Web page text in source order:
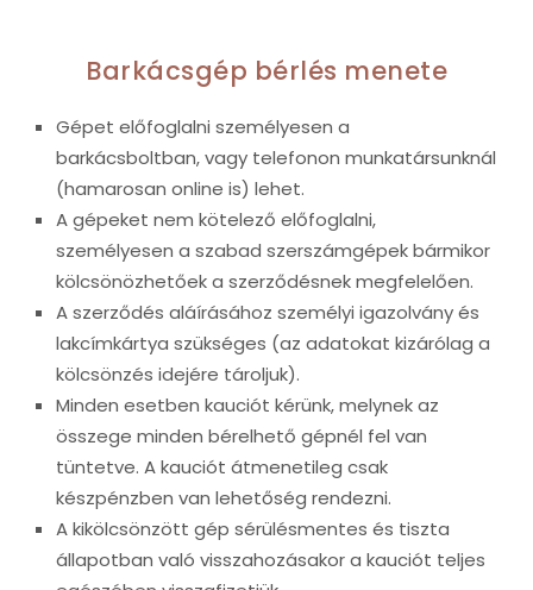
Barkácsgép bérlés menete
Gépet előfoglalni személyesen a
barkácsboltban, vagy telefonon munkatársunknál
(hamarosan online is) lehet.
A gépeket nem kötelező előfoglalni,
személyesen a szabad szerszámgépek bármikor
kölcsönözhetőek a szerződésnek megfelelően.
A szerződés aláírásához személyi igazolvány és
lakcímkártya szükséges (az adatokat kizárólag a
kölcsönzés idejére tároljuk).
Minden esetben kauciót kérünk, melynek az
összege minden bérelhető gépnél fel van
tüntetve. A kauciót átmenetileg csak
készpénzben van lehetőség rendezni.
A kikölcsönzött gép sérülésmentes és tiszta
állapotban való visszahozásakor a kauciót teljes